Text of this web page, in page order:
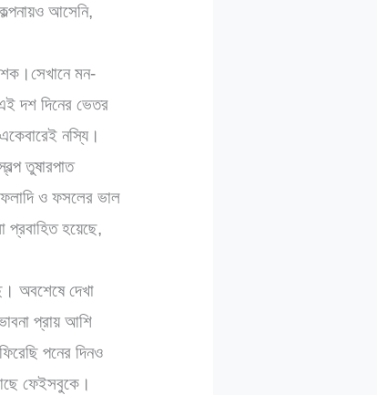
আসেনি,
মন-
দশ দিনের ভেতর
নস্যি।
তুষারপাত
ফলাদি ও ফসলের ভাল
প্রবাহিত হয়েছে,
অবশেষে দেখা
প্রায় আশি
পনের দিনও
ফেইসবুকে।